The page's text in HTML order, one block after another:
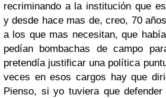
recriminando a la institución que
y desde hace mas de, creo, 70
a los que mas necesitan, que
pedían bombachas de campo
pretendía justificar una política
veces en esos cargos hay que
Pienso, si yo tuviera que